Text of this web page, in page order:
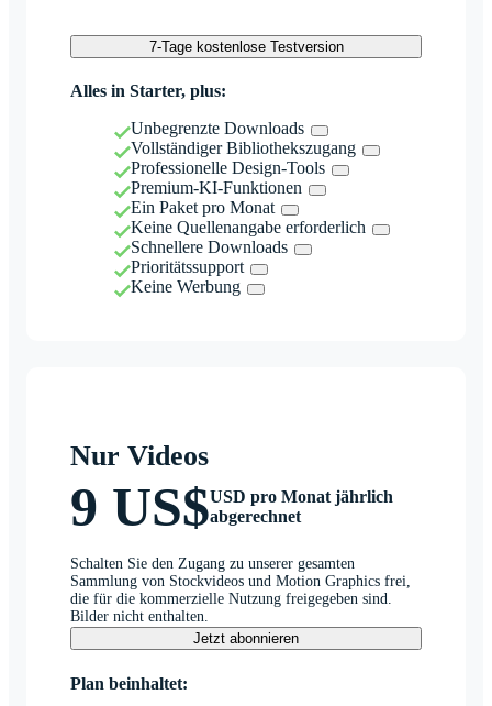
7-Tage kostenlose Testversion
Alles in Starter, plus:
Unbegrenzte Downloads
Vollständiger Bibliothekszugang
Professionelle Design-Tools
Premium-KI-Funktionen
Ein Paket pro Monat
Keine Quellenangabe erforderlich
Schnellere Downloads
Prioritätssupport
Keine Werbung
Nur Videos
9 US$USD pro Monat jährlich
abgerechnet
Schalten Sie den Zugang zu unserer gesamten
Sammlung von Stockvideos und Motion Graphics frei,
die für die kommerzielle Nutzung freigegeben sind.
Bilder nicht enthalten.
Jetzt abonnieren
Plan beinhaltet: